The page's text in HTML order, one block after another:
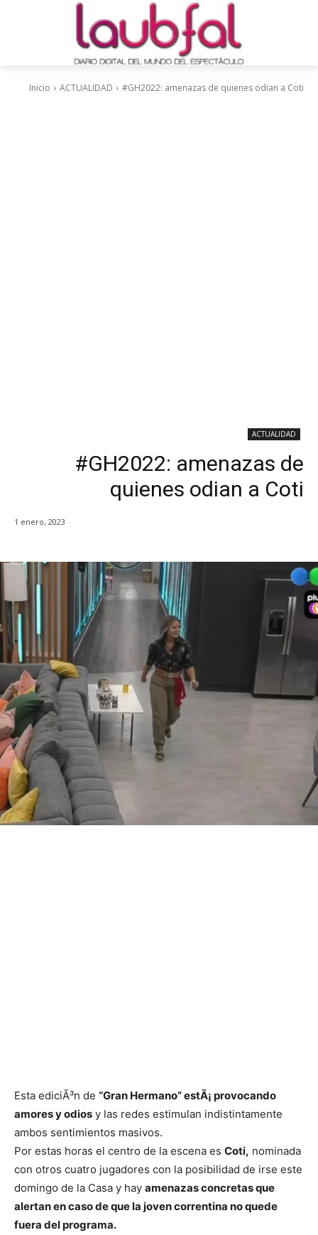
Inicio ACTUALIDAD #GH2022: amenazas de quienes odian a Coti
ACTUALIDAD
#GH2022: amenazas de
quienes odian a Coti
1 enero, 2023
Esta ediciÃ³n de “Gran Hermano” estÃ¡ provocando
amores y odios y las redes estimulan indistintamente
ambos sentimientos masivos.
Por estas horas el centro de la escena es Coti, nominada
con otros cuatro jugadores con la posibilidad de irse este
domingo de la Casa y hay amenazas concretas que
alertan en caso de que la joven correntina no quede
fuera del programa.